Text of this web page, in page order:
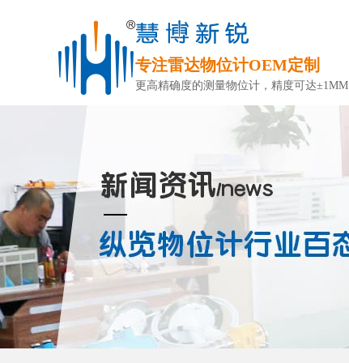
专注雷达物位计OEM定制
更高精确度的测量物位计，精度可达±1MM